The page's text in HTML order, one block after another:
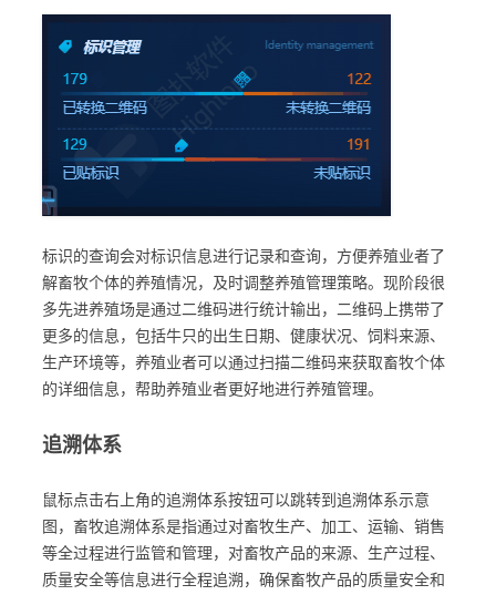
标识的查询会对标识信息进行记录和查询，方便养殖业者了
解畜牧个体的养殖情况，及时调整养殖管理策略。现阶段很
多先进养殖场是通过二维码进行统计输出，二维码上携带了
更多的信息，包括牛只的出生日期、健康状况、饲料来源、
生产环境等，养殖业者可以通过扫描二维码来获取畜牧个体
的详细信息，帮助养殖业者更好地进行养殖管理。
追溯体系
鼠标点击右上角的追溯体系按钮可以跳转到追溯体系示意
图，畜牧追溯体系是指通过对畜牧生产、加工、运输、销售
等全过程进行监管和管理，对畜牧产品的来源、生产过程、
质量安全等信息进行全程追溯，确保畜牧产品的质量安全和